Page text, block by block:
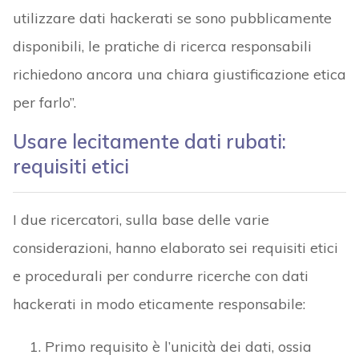
utilizzare dati hackerati se sono pubblicamente
disponibili, le pratiche di ricerca responsabili
richiedono ancora una chiara giustificazione etica
per farlo”.
Usare lecitamente dati rubati:
requisiti etici
I due ricercatori, sulla base delle varie
considerazioni, hanno elaborato sei requisiti etici
e procedurali per condurre ricerche con dati
hackerati in modo eticamente responsabile:
Primo requisito è l’unicità dei dati, ossia